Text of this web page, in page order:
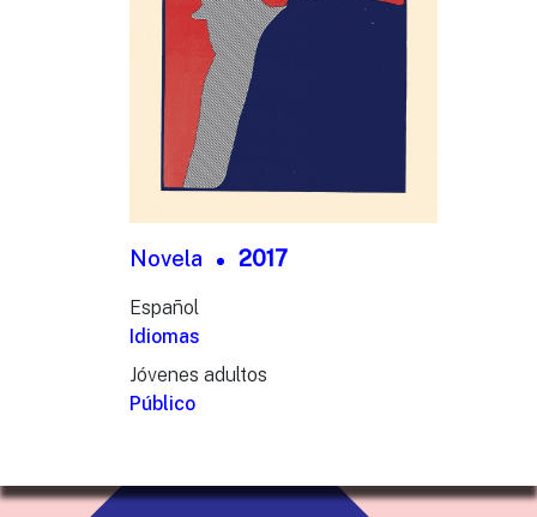
Novela 2017
Español
Idiomas
Jóvenes adultos
Público